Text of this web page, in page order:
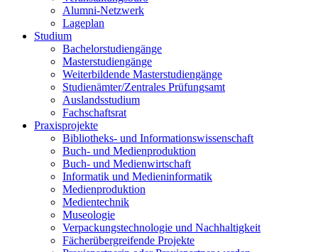
Alumni-Netzwerk
Lageplan
Studium
Bachelorstudiengänge
Masterstudiengänge
Weiterbildende Masterstudiengänge
Studienämter/Zentrales Prüfungsamt
Auslandsstudium
Fachschaftsrat
Praxisprojekte
Bibliotheks- und Informationswissenschaft
Buch- und Medienproduktion
Buch- und Medienwirtschaft
Informatik und Medieninformatik
Medienproduktion
Medientechnik
Museologie
Verpackungstechnologie und Nachhaltigkeit
Fächerübergreifende Projekte